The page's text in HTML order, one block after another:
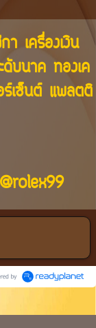
เครื่องเงิน
ดับนาค ทองเค
ร์เซ็นต์ แพลตติ
@rolex99